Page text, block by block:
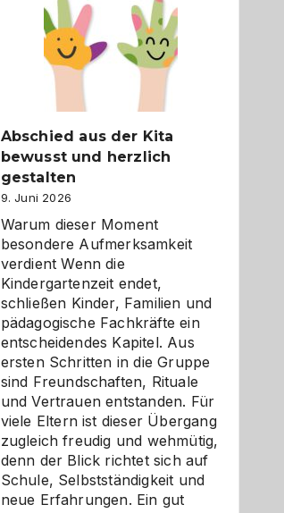
Abschied aus der Kita
bewusst und herzlich
gestalten
9. Juni 2026
Warum dieser Moment
besondere Aufmerksamkeit
verdient Wenn die
Kindergartenzeit endet,
schließen Kinder, Familien und
pädagogische Fachkräfte ein
entscheidendes Kapitel. Aus
ersten Schritten in die Gruppe
sind Freundschaften, Rituale
und Vertrauen entstanden. Für
viele Eltern ist dieser Übergang
zugleich freudig und wehmütig,
denn der Blick richtet sich auf
Schule, Selbstständigkeit und
neue Erfahrungen. Ein gut